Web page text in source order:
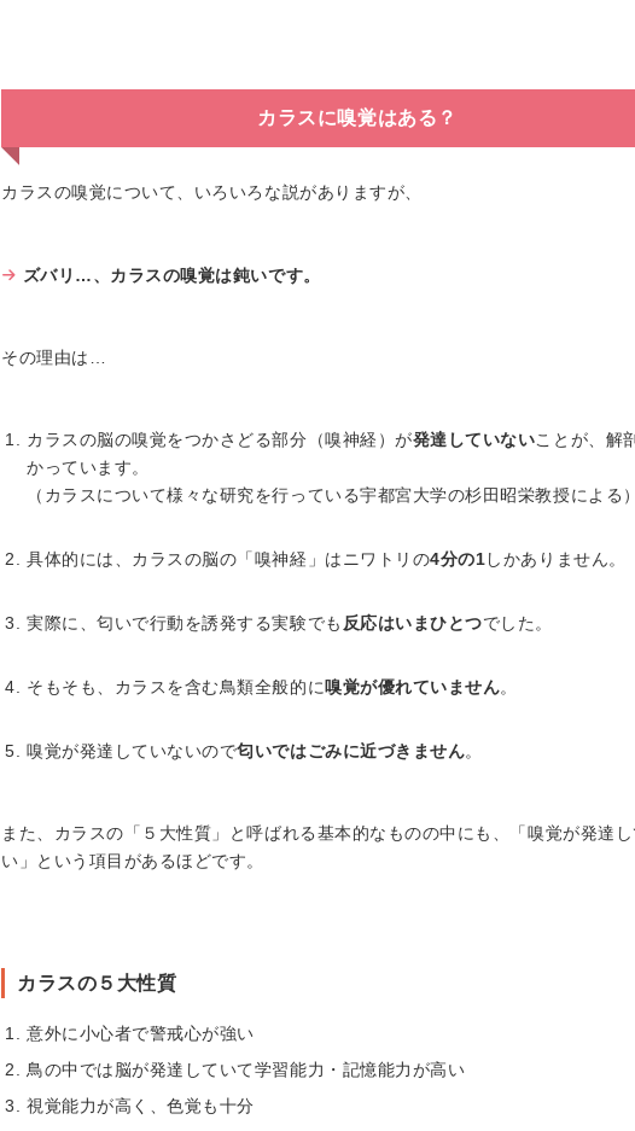
カラスに嗅覚はある？
カラスの嗅覚について、いろいろな説がありますが、
ズバリ…、カラスの嗅覚は鈍いです。
その理由は…
カラスの脳の嗅覚をつかさどる部分（嗅神経）が発達していないことが、解
かっています。
（カラスについて様々な研究を行っている宇都宮大学の杉田昭栄教授による）
具体的には、カラスの脳の「嗅神経」はニワトリの4分の1しかありません。
実際に、匂いで行動を誘発する実験でも 反応はいまひとつでした。
そもそも、カラスを含む鳥類全般的に 嗅覚が優れていません。
嗅覚が発達していないので匂いではごみに近づきません。
また、カラスの「５大性質」と呼ばれる基本的なものの中にも、「嗅覚が発達
い」という項目があるほどです。
カラスの５大性質
意外に小心者で警戒心が強い
鳥の中では脳が発達していて学習能力・記憶能力が高い
視覚能力が高く、色覚も十分